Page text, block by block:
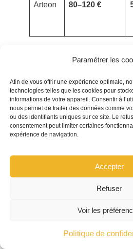
Paramétrer les
Afin de vous offrir une expérience optimale,
technologies telles que les cookies pour
informations de votre appareil. Consentir à
nous permet de traiter des données comme
ou des identifiants uniques sur ce site. Le
consentement peut limiter certaines
expérience de navigation.
Accepter
Refuser
Voir les
Politique de
Arteon 80–120 €
Bien étalonné, le comparatif
de prévention et de
cachent les économies
Souscrire en
votre
Arteon: devis
instantanés,
et réglages